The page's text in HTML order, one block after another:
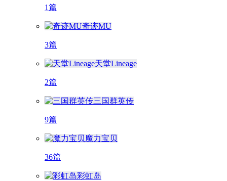
1篇
奇迹MU
3篇
天堂Lineage
2篇
三国群英传
9篇
魔力宝贝
36篇
彩虹岛